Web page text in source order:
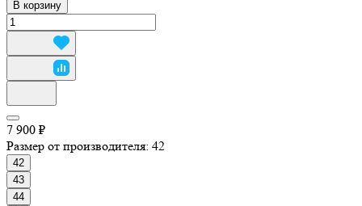
В корзину
7 900 ₽
Размер от производителя: 42
42
43
44